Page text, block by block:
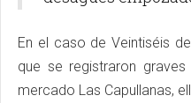
En el caso de Veintiséis
que se registraron
mercado Las Capullanas,